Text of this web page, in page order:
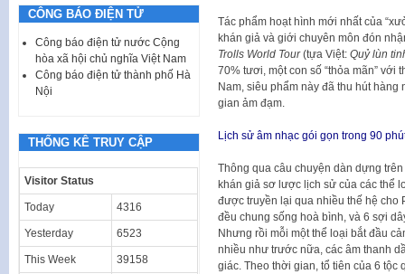
Tác phẩm hoạt hình mới nhất của
khán giả và giới chuyên môn đón
Trolls World Tour(tựa Việt: Quỷ lùn
70% tươi, một con số “thỏa mãn” với
Nam, siêu phẩm này đã thu hút
gian ảm đạm.
Lịch sử âm nhạc gói gọn trong 90
Thông qua câu chuyện dàn dựng
khán giả sơ lược lịch sử của các thể
được truyền lại qua nhiều thế hệ cho
đều chung sống hoà bình, và 6 sợi
Nhưng rồi mỗi một thể loại bắt đầu
nhiều như trước nữa, các âm thanh
giác. Theo thời gian, tổ tiên của 6 tộc
CÔNG BÁO ĐIỆN TỬ
Công báo điện tử nước Cộng
hòa xã hội chủ nghĩa Việt Nam
Công báo điện tử thành phố Hà
Nội
THỐNG KÊ TRUY CẬP
Visitor Status
Today 4316
Yesterday 6523
This Week 39158